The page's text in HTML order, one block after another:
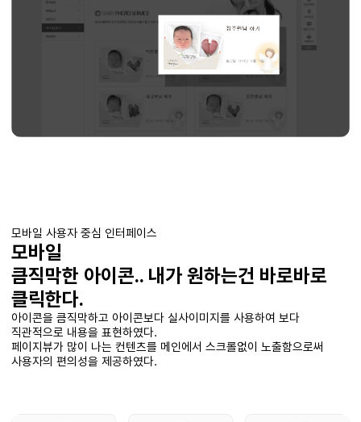
모바일 사용자 중심 인터페이스
모바일
큼직막한 아이콘.. 내가 원하는건 바로바로
클릭한다.
아이콘을 큼직막하고 아이콘보다 실사이미지를 사용하여 보다
직관적으로 내용을 표현하였다.
페이지뷰가 많이 나는 컨텐츠를 메인에서 스크롤없이 노출함으로써
사용자의 편의성을 제공하였다.